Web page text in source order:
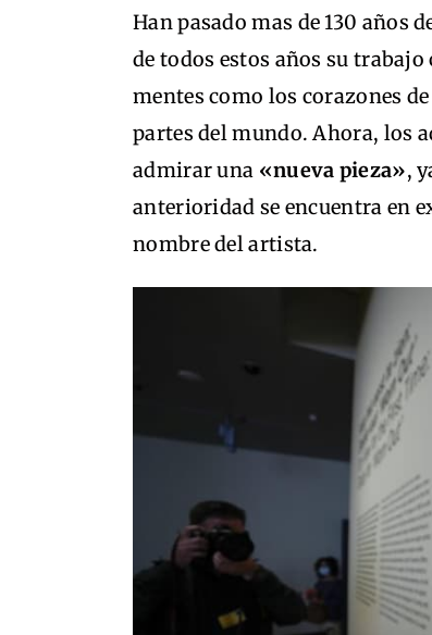
Han pasado mas de 130 años
de todos estos años su
mentes como los corazones
partes del mundo. Ahora, los
admirar una «nueva pieza»,
anterioridad se encuentra en
nombre del artista.